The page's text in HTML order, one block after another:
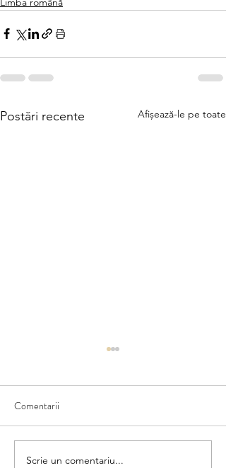
Postări recente Afișează-le pe toate
Scriem numele fructului
Comentarii
Scrie un comentariu...